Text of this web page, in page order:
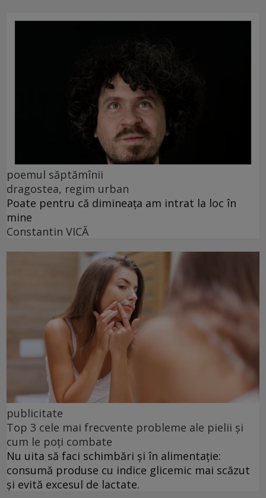
poemul săptămînii
dragostea, regim urban
Poate pentru că dimineața am intrat la loc în
mine
Constantin VICĂ
publicitate
Top 3 cele mai frecvente probleme ale pielii și
cum le poți combate
Nu uita să faci schimbări și în alimentație:
consumă produse cu indice glicemic mai scăzut
și evită excesul de lactate.